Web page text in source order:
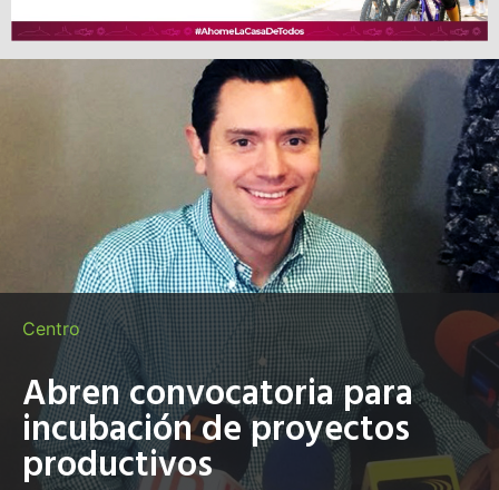
Centro
Abren convocatoria para
incubación de proyectos
productivos